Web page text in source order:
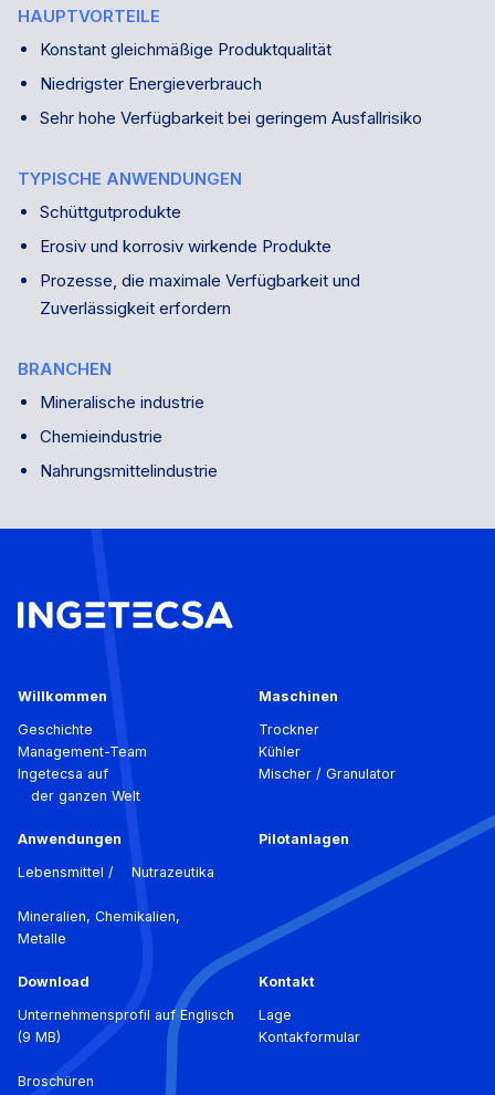
HAUPTVORTEILE
Konstant gleichmäßige Produktqualität
Niedrigster Energieverbrauch
Sehr hohe Verfügbarkeit bei geringem Ausfallrisiko
TYPISCHE ANWENDUNGEN
Schüttgutprodukte
Erosiv und korrosiv wirkende Produkte
Prozesse, die maximale Verfügbarkeit und
Zuverlässigkeit erfordern
BRANCHEN
Mineralische industrie
Chemieindustrie
Nahrungsmittelindustrie
Willkommen
Geschichte
Management-Team
Ingetecsa auf
der ganzen Welt
Maschinen
Trockner
Kühler
Mischer / Granulator
Anwendungen
Lebensmittel / Nutrazeutika
Mineralien, Chemikalien,
Metalle
Pilotanlagen
Download
Unternehmensprofil auf Englisch
(9 MB)
Broschüren
Kontakt
Lage
Kontakformular